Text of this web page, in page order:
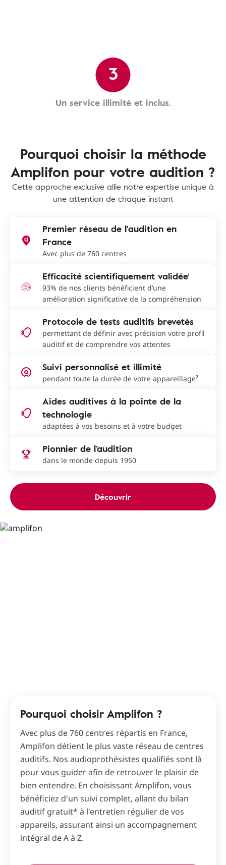
3
Un service illimité et inclus.
Pourquoi choisir la méthode
Amplifon pour votre audition ?
Cette approche exclusive allie notre expertise unique à
une attention de chaque instant
Premier réseau de l'audition en
France
Avec plus de 760 centres
Efficacité scientifiquement validée¹
93% de nos clients bénéficient d’une
amélioration significative de la compréhension
Protocole de tests auditifs brevetés
permettant de définir avec précision votre profil
auditif et de comprendre vos attentes
Suivi personnalisé et illimité
pendant toute la durée de votre appareillage²
Aides auditives à la pointe de la
technologie
adaptées à vos besoins et à votre budget
Pionnier de l’audition
dans le monde depuis 1950
Découvrir
Pourquoi choisir Amplifon ?
Avec plus de 760 centres répartis en France,
Amplifon détient le plus vaste réseau de centres
auditifs. Nos audioprothésistes qualifiés sont là
pour vous guider afin de retrouver le plaisir de
bien entendre. En choisissant Amplifon, vous
bénéficiez d'un suivi complet, allant du bilan
auditif gratuit* à l'entretien régulier de vos
appareils, assurant ainsi un accompagnement
intégral de A à Z.